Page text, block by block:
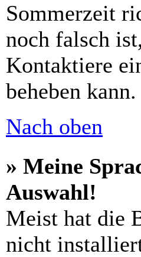
Sommerzeit
noch falsch
Kontaktiere
beheben kann.
Nach oben
» Meine
Auswahl!
Meist hat die
nicht